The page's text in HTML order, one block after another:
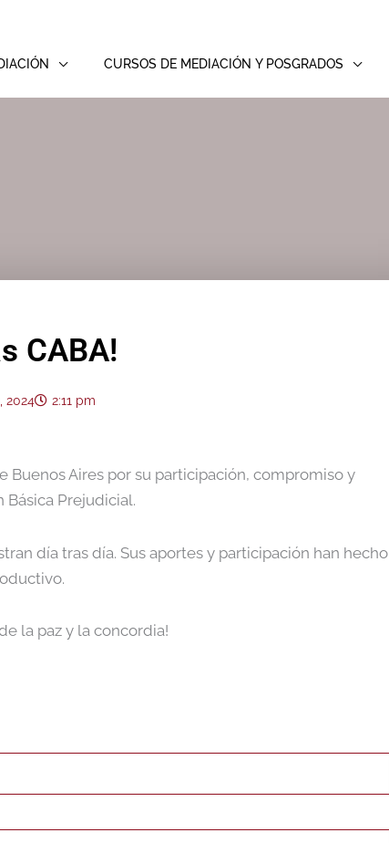
CURSOS DE MEDIACIÓN Y POSGRADOS
CABA!
2024 2:11 pm
Aires por su participación, compromiso y
Prejudicial.
día tras día. Sus aportes y participación han hecho
la paz y la concordia!